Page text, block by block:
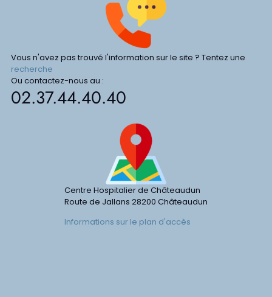
Vous n'avez pas trouvé l'information sur le site ? Tentez une
recherche
Ou contactez-nous au :
02.37.44.40.40
Centre Hospitalier de Châteaudun
Route de Jallans 28200 Châteaudun
Informations sur le plan d'accès